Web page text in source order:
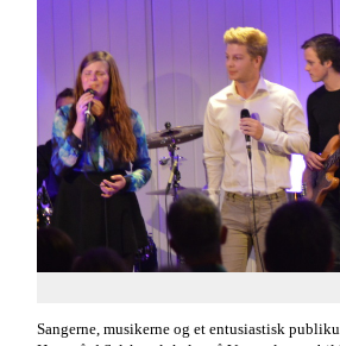
Sangerne, musikerne og et entusiastisk